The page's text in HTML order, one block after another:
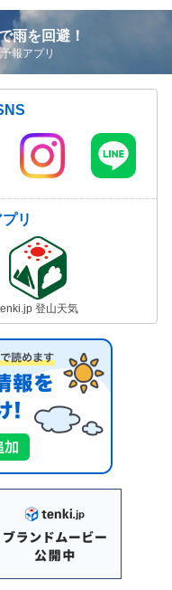
雨を回避！
報アプリ
リ
登山天気